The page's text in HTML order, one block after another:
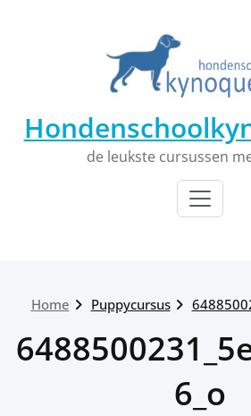
de leukste cursussen
Home Puppycursus
6_o